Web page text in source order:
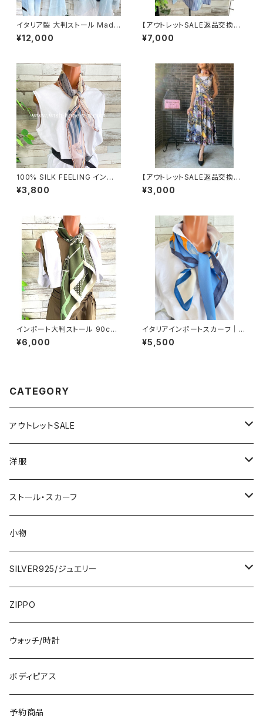
イタリア製 大判ストール Made
in ITALY COTTON 100% コ
ットン｜ロングストール・心地よ
¥12,000
【アウトレットSALE返品交換不
可8/20まで】フランスインポー
ト・BIGシャツ｜ピンストライプ
¥7,000
100% SILK FEELING インポ
ートスカーフ｜ 透けシフォンス
カーフ・アレンジ小さめスカー
¥3,800
【アウトレットSALE返品交換不
可8/20まで】フランス製インポ
ート・ロング丈マキシワンピース
¥3,000
インポート大判ストール 90cm
大判スクエア Silk Feeling お
しゃれスカーフ/グリーン
¥6,000
イタリアインポートスカーフ｜小
さめスカーフ ツヤスカーフ・SIL
K風 バッグスカーフ/ブルー系フ
¥5,500
CATEGORY
アウトレットSALE
1000円
2000円
3000円
5000円
7000円
洋服
インポートワンピース
ロング・マキシ
ひざ・ミディ
トップス・カーディガン・アウター
カーディガン
イタリア製ジャケット
スカート・パンツ
ストール・スカーフ
大判ストール・ロングスカーフ
小さめスカーフ
コットンストール・スカーフ
冬物・マフラー
小物
SILVER925/ジュエリー
指輪・リング
ネックレス・ペンダントトップ
ピアス・イヤリング
ブレスレット・バングル
ZIPPO
ウォッチ/時計
ボディピアス
予約商品